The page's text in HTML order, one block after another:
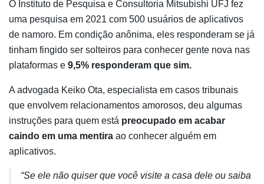
O Instituto de Pesquisa e Consultoria Mitsubishi UFJ fez
uma pesquisa em 2021 com 500 usuários de aplicativos
de namoro. Em condição anônima, eles responderam se já
tinham fingido ser solteiros para conhecer gente nova nas
plataformas e 9,5% responderam que sim.
A advogada Keiko Ota, especialista em casos tribunais
que envolvem relacionamentos amorosos, deu algumas
instruções para quem está preocupado em acabar
caindo em uma mentira ao conhecer alguém em
aplicativos.
“Se ele não quiser que você visite a casa dele ou saiba